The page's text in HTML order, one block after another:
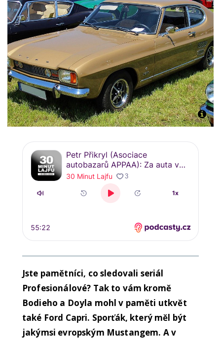
Jste pamětníci, co sledovali seriál
Profesionálové? Tak to vám kromě
Bodieho a Doyla mohl v paměti utkvět
také Ford Capri. Sporťák, který měl být
jakýmsi evropským Mustangem. A v